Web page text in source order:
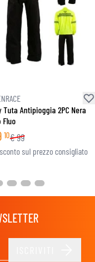
Tuta Antipioggia 2PC Nera
Fluo
10€99
sul prezzo consigliato